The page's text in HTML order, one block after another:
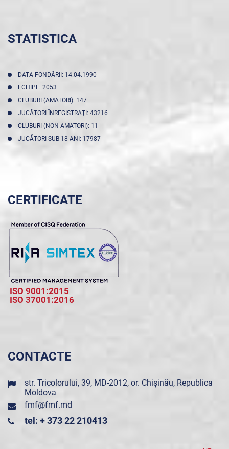
STATISTICA
DATA FONDĂRII: 14.04.1990
ECHIPE: 2053
CLUBURI (AMATORI): 147
JUCĂTORI ÎNREGISTRAŢI: 43216
CLUBURI (NON-AMATORI): 11
JUCĂTORI SUB 18 ANI: 17987
CERTIFICATE
ISO 9001:2015
ISO 37001:2016
CONTACTE
str. Tricolorului, 39, MD-2012, or. Chișinău, Republica
Moldova
fmf@fmf.md
tel: + 373 22 210413